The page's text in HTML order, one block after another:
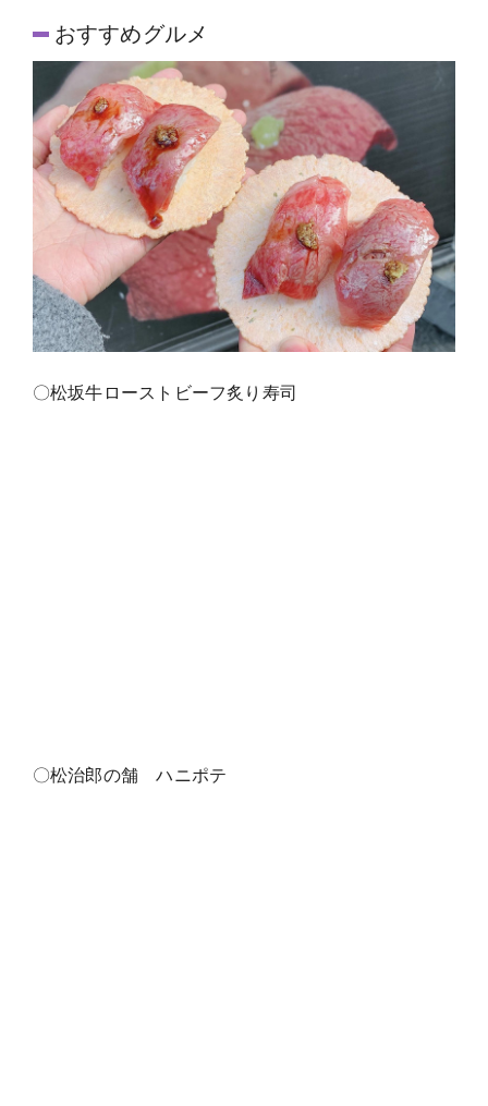
おすすめグルメ
〇松坂牛ローストビーフ炙り寿司
〇松治郎の舗 ハニポテ